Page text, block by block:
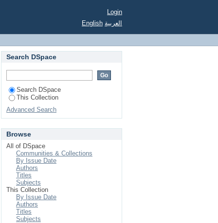
Login
English العربية
Search DSpace
Search DSpace
This Collection
Advanced Search
Browse
All of DSpace
Communities & Collections
By Issue Date
Authors
Titles
Subjects
This Collection
By Issue Date
Authors
Titles
Subjects